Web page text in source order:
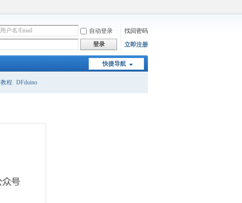
自动登录
找回密码
登录 立即注册
快捷导航
教程 DFduino